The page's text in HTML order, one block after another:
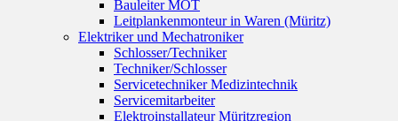
Bauleiter MOT
Leitplankenmonteur in Waren (Müritz)
Elektriker und Mechatroniker
Schlosser/Techniker
Techniker/Schlosser
Servicetechniker Medizintechnik
Servicemitarbeiter
Elektroinstallateur Müritzregion